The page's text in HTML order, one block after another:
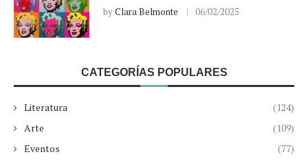
byClara Belmonte 06/02/2025
CATEGORÍAS POPULARES
Literatura
(124)
Arte
(109)
Eventos
(77)